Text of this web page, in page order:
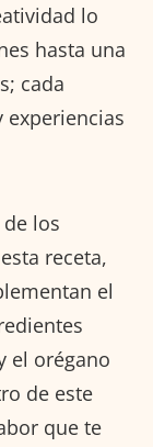
lo
hasta una
cada
los
receta,
el
el orégano
de este
que te